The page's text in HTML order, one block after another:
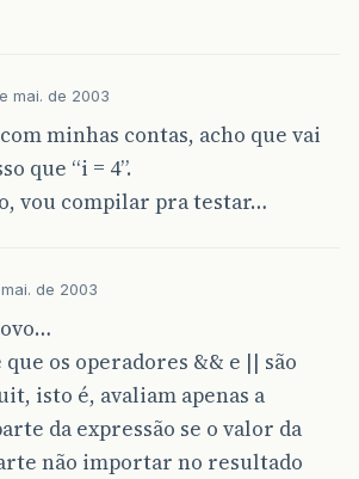
mai. de 2003
minhas contas, acho que vai
que “i = 4”.
vou compilar pra testar…
de 2003
os operadores && e || são
isto é, avaliam apenas a
da expressão se o valor da
não importar no resultado